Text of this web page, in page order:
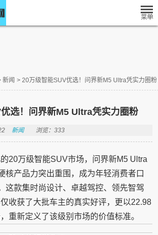
新闻 > 20万级智能SUV优选！问界新M5 Ultra凭实力圈粉
选！问界新M5 Ultra凭实力圈粉
新闻 浏览：333
20万级智能SUV市场，问界新M5 Ultra
核产品力突出重围，成为年轻消费者口
这款集时尚设计、卓越驾控、领先智驾
收获了大批车主的真实好评，更以22.98
重新定义了该级别市场的价值标准。